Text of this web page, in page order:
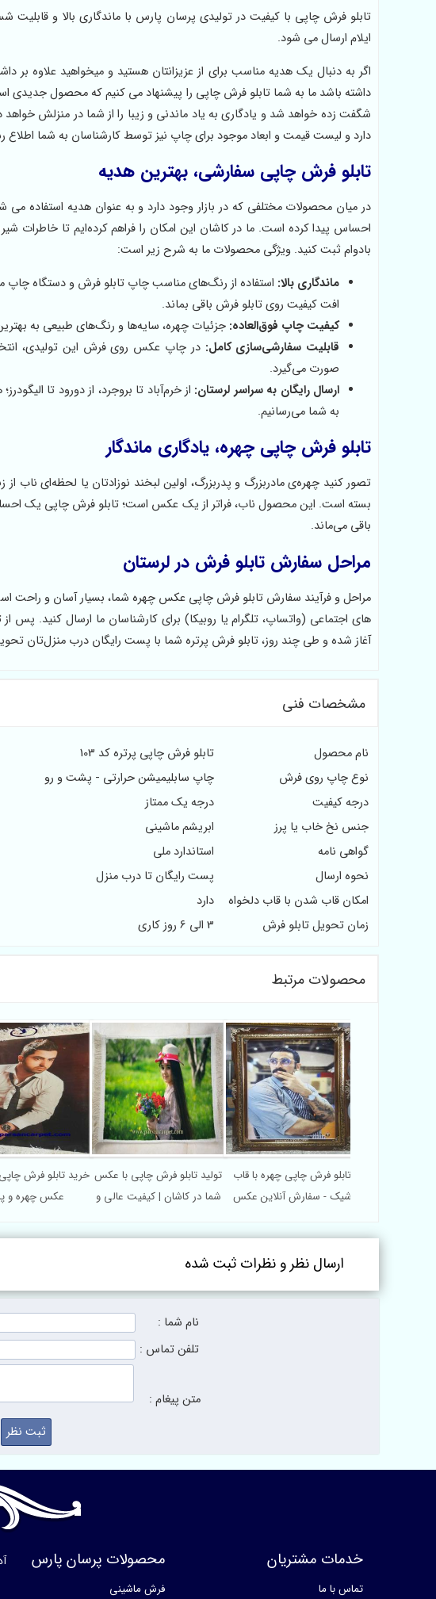
تابلو فرش چاپی با کیفیت در تولیدی پرسان پارس با ماندگاری بالا و
ایلام ارسال می شود.
اگر به دنبال یک هدیه مناسب برای از عزیزانتان هستید و میخواهید علاوه
داشته باشد ما به شما تابلو فرش چاپی را پیشنهاد می کنیم که محصول جدیدی
شگفت زده خواهد شد و یادگاری به یاد ماندنی و زیبا را از شما در منزلش
دارد و لیست قیمت و ابعاد موجود برای چاپ نیز توسط کارشناسان به شما
تابلو فرش چاپی سفارشی، بهترین هدیه
در میان محصولات مختلفی که در بازار وجود دارد و به عنوان هدیه
بادوام ثبت کنید. ویژگی محصولات ما به شرح زیر است:
ماندگاری بالا: استفاده از رنگ‌های مناسب چاپ تابلو فرش و دستگاه
افت کیفیت روی تابلو فرش باقی بماند.
کیفیت چاپ فوق‌العاده: جزئیات چهره، سایه‌ها و رنگ‌های طبیعی به
قابلیت سفارشی‌سازی کامل: در چاپ عکس روی فرش این تولیدی،
صورت می‌گیرد.
ارسال رایگان به سراسر لرستان: از خرم‌آباد تا بروجرد، از دورود تا
به شما می‌رسانیم.
تابلو فرش چاپی چهره، یادگاری ماندگار
تصور کنید چهره‌ی مادربزرگ و پدربزرگ، اولین لبخند نوزادتان یا لحظه‌ای
بسته است. این محصول ناب، فراتر از یک عکس است؛ تابلو فرش چاپی یک
باقی می‌ماند.
مراحل سفارش تابلو فرش در لرستان
مراحل و فرآیند سفارش تابلو فرش چاپی عکس چهره شما، بسیار آسان و راحت
های اجتماعی (واتساپ، تلگرام یا روبیکا) برای کارشناسان ما ارسال کنید.
آغاز شده و طی چند روز، تابلو فرش پرتره شما با پست رایگان درب منزل‌تان
مشخصات فنی
نام محصول
تابلو فرش چاپی پرتره کد 103
نوع چاپ روی فرش
چاپ سابلیمیشن حرارتی - پشت و رو
درجه کیفیت
درجه یک ممتاز
جنس نخ خاب یا پرز
ابریشم ماشینی
گواهی نامه
استاندارد ملی
نحوه ارسال
پست رایگان تا درب منزل
امکان قاب شدن با قاب دلخواه
دارد
زمان تحویل تابلو فرش
3 الی 6 روز کاری
محصولات مرتبط
خرید تابلو فرش
عکس چهره و
تولید تابلو فرش چاپی با عکس
شما در کاشان | کیفیت عالی و
تابلو فرش چاپی چهره با قاب
شیک - سفارش آنلاین عکس
ارسال نظر و نظرات ثبت شده
نام شما :
تلفن تماس :
متن پیغام :
خدمات مشتریان
تماس با ما
محصولات پرسان پارس
فرش ماشینی